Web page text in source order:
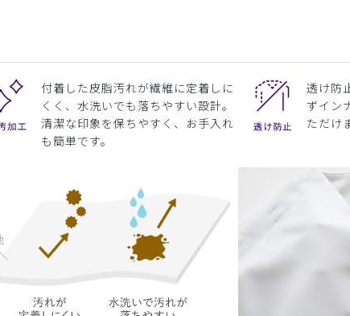
付着した皮脂汚れが繊維に定着しに
くく、水洗いでも落ちやすい設計。
清潔な印象を保ちやすく、お手入れ
も簡単です。
透け防
ずイン
ただけ